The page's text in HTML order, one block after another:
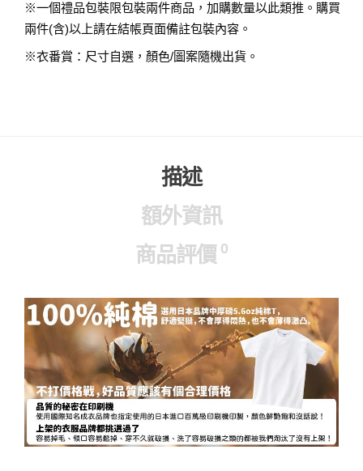
※一個禮品包裝限包裝兩件商品，加購數量以此類推。購買
兩件(含)以上請在結帳頁面備註包裝內容。
※衣番賞：尺寸自選，顏色/圖案隨機出貨。
描述
額外資訊
商品評價 0